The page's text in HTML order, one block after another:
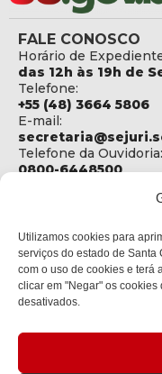
Utilizamos cookies para
serviços do estado de Santa
com o uso de cookies e terá
clicar em "Negar" os
desativados.
FALE CONOSCO
Horário de
das 12h às 19h de
Telefone:
+55 (48) 3664 5806
E-mail:
Telefone da Ouvidoria:
0800-6448500
Social
Rua Fúlvio Aducci,
Bairro:
Estreito -
88075-000